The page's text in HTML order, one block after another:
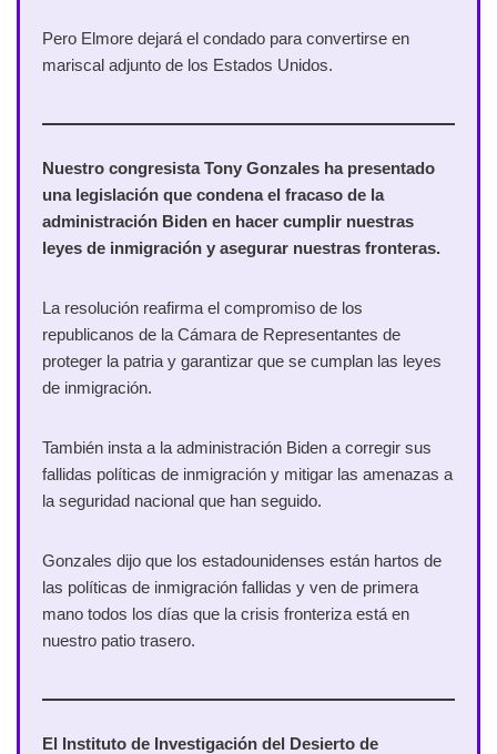
Pero Elmore dejará el condado para convertirse en
mariscal adjunto de los Estados Unidos.
Nuestro congresista Tony Gonzales ha presentado
una legislación que condena el fracaso de la
administración Biden en hacer cumplir nuestras
leyes de inmigración y asegurar nuestras fronteras.
La resolución reafirma el compromiso de los
republicanos de la Cámara de Representantes de
proteger la patria y garantizar que se cumplan las leyes
de inmigración.
También insta a la administración Biden a corregir sus
fallidas políticas de inmigración y mitigar las amenazas a
la seguridad nacional que han seguido.
Gonzales dijo que los estadounidenses están hartos de
las políticas de inmigración fallidas y ven de primera
mano todos los días que la crisis fronteriza está en
nuestro patio trasero.
El Instituto de Investigación del Desierto de